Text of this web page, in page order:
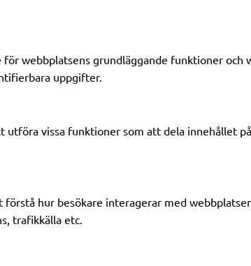
för webbplatsens grundläggande funktioner
uppgifter.
utföra vissa funktioner som att dela innehållet
förstå hur besökare interagerar med
trafikkälla etc.